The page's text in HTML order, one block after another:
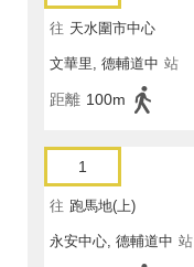
往 天水圍市中心
文華里, 德輔道中 站
距離 100m
1
往 跑馬地(上)
永安中心, 德輔道中 站